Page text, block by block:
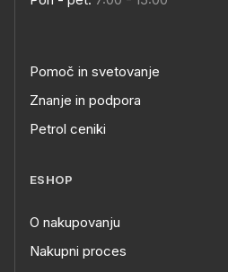
Pomoč in svetovanje
Znanje in podpora
Petrol ceniki
ESHOP
O nakupovanju
Nakupni proces